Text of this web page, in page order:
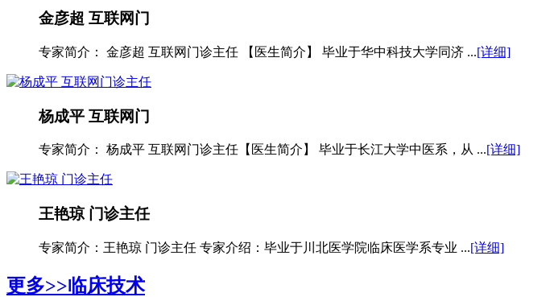
金彦超 互联网门
专家简介： 金彦超 互联网门诊主任 【医生简介】 毕业于华中科技大学同济 ...[详细]
杨成平 互联网门
专家简介： 杨成平 互联网门诊主任【医生简介】 毕业于长江大学中医系，从 ...[详细]
王艳琼 门诊主任
专家简介：王艳琼 门诊主任 专家介绍：毕业于川北医学院临床医学系专业 ...[详细]
更多>>临床技术